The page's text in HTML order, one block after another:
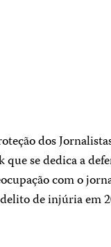
dos
se dedica a
com o
de injúria em